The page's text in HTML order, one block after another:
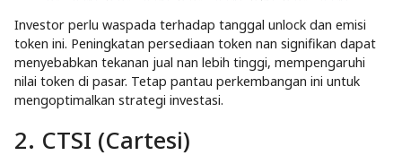
Investor perlu waspada terhadap tanggal unlock dan emisi
token ini. Peningkatan persediaan token nan signifikan dapat
menyebabkan tekanan jual nan lebih tinggi, mempengaruhi
nilai token di pasar. Tetap pantau perkembangan ini untuk
mengoptimalkan strategi investasi.
2. CTSI (Cartesi)